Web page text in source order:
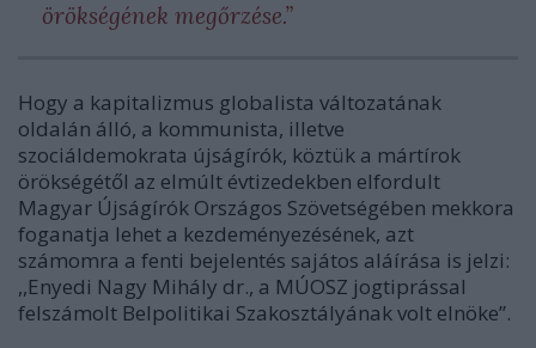
örökségének megőrzése.”
Hogy a kapitalizmus globalista változatának
oldalán álló, a kommunista, illetve
szociáldemokrata újságírók, köztük a mártírok
örökségétől az elmúlt évtizedekben elfordult
Magyar Újságírók Országos Szövetségében mekkora
foganatja lehet a kezdeményezésének, azt
számomra a fenti bejelentés sajátos aláírása is jelzi:
,,Enyedi Nagy Mihály dr., a MÚOSZ jogtiprással
felszámolt Belpolitikai Szakosztályának volt elnöke”.